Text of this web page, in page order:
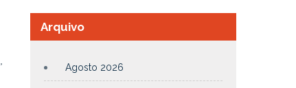
Arquivo
Agosto 2026